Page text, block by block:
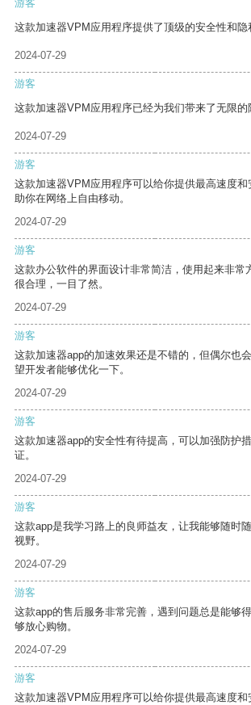
游客
这款加速器VPM应用程序提供了顶级的安全性和隐
2024-07-29
游客
这款加速器VPM应用程序已经为我们带来了无限的
2024-07-29
游客
这款加速器VPM应用程序可以给你提供最高速度
助你在网络上自由移动。
2024-07-29
游客
这款办公软件的界面设计非常简洁，使用起来非常
很合理，一目了然。
2024-07-29
游客
这款加速器app的加速效果还是不错的，但偶尔也
望开发者能够优化一下。
2024-07-29
游客
这款加速器app的安全性有待提高，可以加强防护
证。
2024-07-29
游客
这款app是我学习路上的良师益友，让我能够随时
视野。
2024-07-29
游客
这款app的售后服务非常完善，遇到问题总是能够
够放心购物。
2024-07-29
游客
这款加速器VPM应用程序可以给你提供最高速度